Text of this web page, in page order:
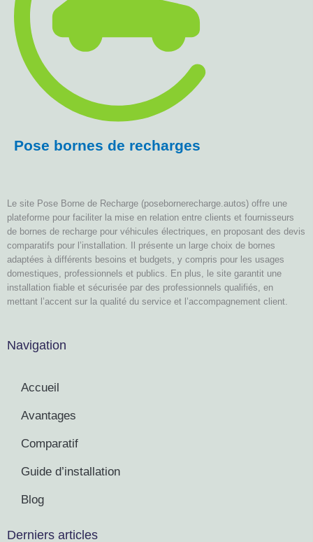
Pose bornes de recharges
Le site Pose Borne de Recharge (posebornerecharge.autos) offre une
plateforme pour faciliter la mise en relation entre clients et fournisseurs
de bornes de recharge pour véhicules électriques, en proposant des devis
comparatifs pour l’installation. Il présente un large choix de bornes
adaptées à différents besoins et budgets, y compris pour les usages
domestiques, professionnels et publics. En plus, le site garantit une
installation fiable et sécurisée par des professionnels qualifiés, en
mettant l’accent sur la qualité du service et l’accompagnement client.
Navigation
Accueil
Avantages
Comparatif
Guide d’installation
Blog
Derniers articles